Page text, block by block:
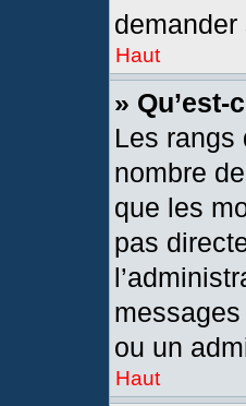
Haut
»
Les rangs
nombre
que les
pas
ou un
Haut